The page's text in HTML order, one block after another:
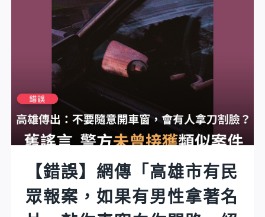
對
未
眾，
直
接
罰
6000
元」？
片
宣
國
最
新
機
器
人
【錯誤】網傳「高雄市有民
眾報案，如果有男性拿著名